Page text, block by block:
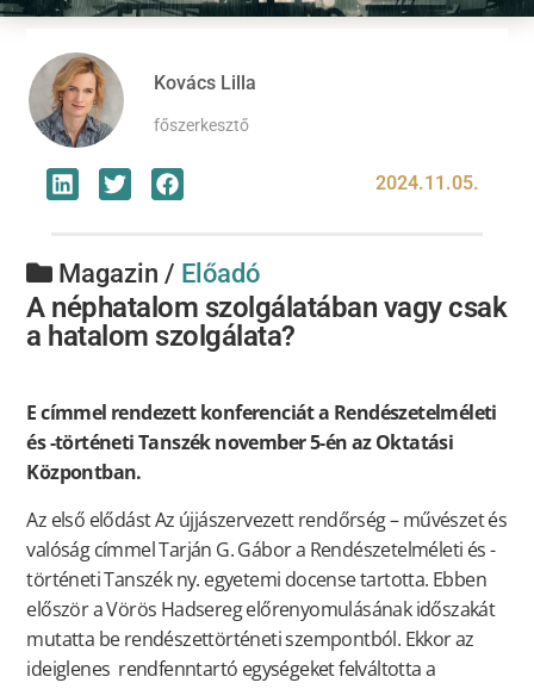
Kovács Lilla
főszerkesztő
2024.11.05.
Magazin / Előadó
A néphatalom szolgálatában vagy csak
a hatalom szolgálata?
E címmel rendezett konferenciát a Rendészetelméleti
és -történeti Tanszék november 5-én az Oktatási
Központban.
Az első elődást Az újjászervezett rendőrség – művészet és
valóság címmel Tarján G. Gábor a Rendészetelméleti és -
történeti Tanszék ny. egyetemi docense tartotta. Ebben
először a Vörös Hadsereg előrenyomulásának időszakát
mutatta be rendészettörténeti szempontból. Ekkor az
ideiglenes rendfenntartó egységeket felváltotta a